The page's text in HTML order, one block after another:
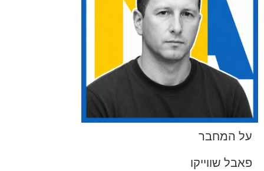
על המחבר
פאבל שווייקו